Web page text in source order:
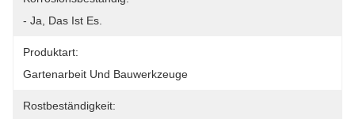
- Ja, Das Ist Es.
Produktart:
Gartenarbeit Und Bauwerkzeuge
Rostbeständigkeit: